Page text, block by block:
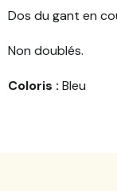
Dos du gant en
Non doublés.
Coloris : Bleu